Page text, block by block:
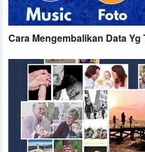
Cara Mengembalikan Data